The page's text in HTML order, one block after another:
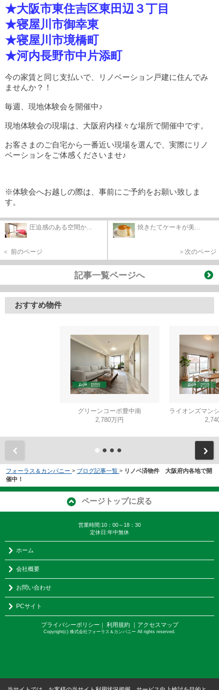
★大阪市東住吉区東田辺３丁目
★寝屋川市御幸東
★寝屋川市境橋町
★河内長野市中片添町
今の家賃と同じ支払いで、リノベーション戸建に住んでみ
ませんか？！
毎週、現地体験会を開催中♪
現地体験会の現場は、大阪府内様々な場所で開催中です。
お客さまのご自宅から一番近い現場を選んで、実際にリノ
ベーションをご体感くださいませ♪
※体験会へお越しの際は、事前にご予約をお願い致しま
す。
圧迫感のある空間か...
＜ 前のページ
焼きたてケーキが美...
＞次のページ
記事一覧ページへ
おすすめ物件
グリーンコーポ豊中南
2,780万円
フォーラス＆カンパニー > ブログ記事一覧 > リノベ済物件 大阪府内各地で開
催中！
ページトップに戻る
営業時間:10：00～18：30
定休日:年中無休
ホーム
会社概要
お問い合わせ
PCサイト
プライバシーポリシー ｜ 利用規約 ｜アクセスマップ
Copyright(c) 株式会社フォーラス＆カンパニー All rights reserved.